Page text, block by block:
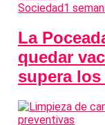
Sociedad1
La
quedar
supera